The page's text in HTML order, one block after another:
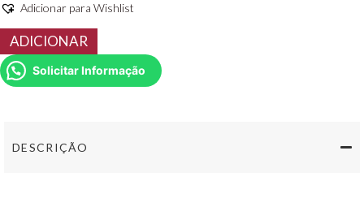
Adicionar para Wishlist
Quantidade
de
Vinho
Tinto
Syrah
ADICIONAR
Solicitar Informação
DESCRIÇÃO